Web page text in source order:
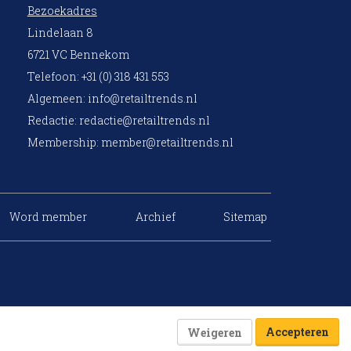
Bezoekadres
Lindelaan 8
6721 VC Bennekom
Telefoon: +31 (0) 318 431 553
Algemeen: info@retailtrends.nl
Redactie: redactie@retailtrends.nl
Membership: member@retailtrends.nl
Word member Archief Sitemap
Weigeren Accepteren